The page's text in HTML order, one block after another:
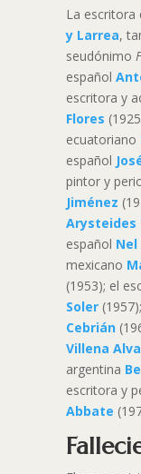
La escritora
y Larrea,
seudónimo
español
escritora y
Flores
ecuatoriano
español
pintor y
Jiménez
Arysteides
español Nel
mexicano
(1953); el
Soler
Cebrián
Villena
argentina
escritora y
Abbate